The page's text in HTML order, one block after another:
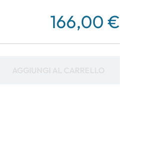
166,00 €